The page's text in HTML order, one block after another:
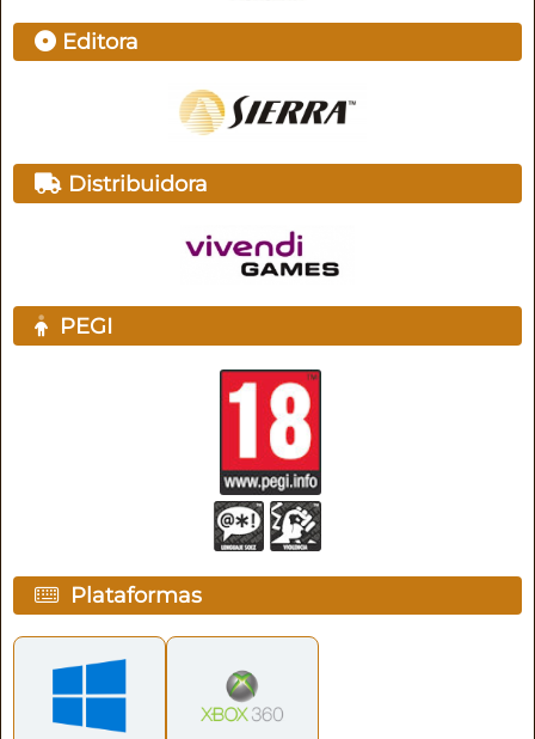
Editora
Distribuidora
PEGI
Plataformas